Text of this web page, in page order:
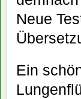
Neue
Ein